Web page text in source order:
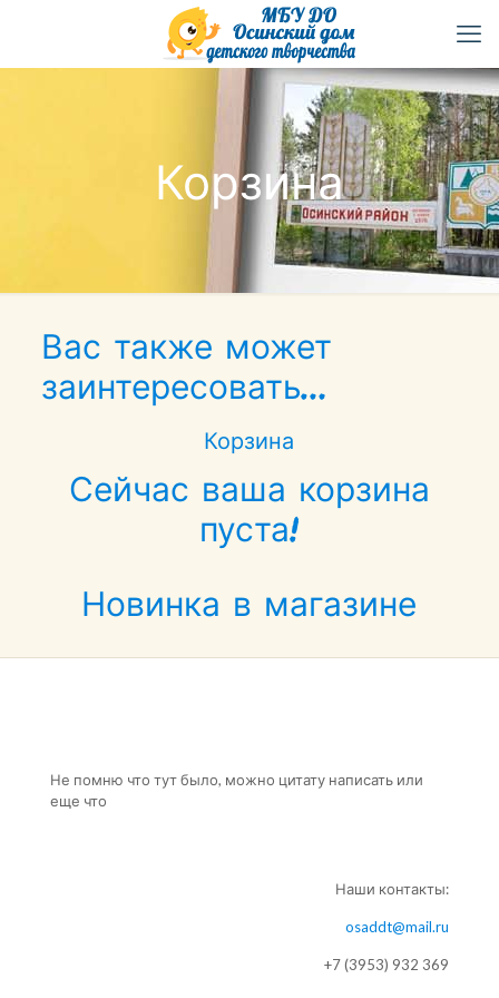
Корзина
Вас также может
заинтересовать…
Корзина
Сейчас ваша корзина
пуста!
Новинка в магазине
Не помню что тут было, можно цитату написать или
еще что
Наши контакты:
osaddt@mail.ru
+7 (3953) 932 369